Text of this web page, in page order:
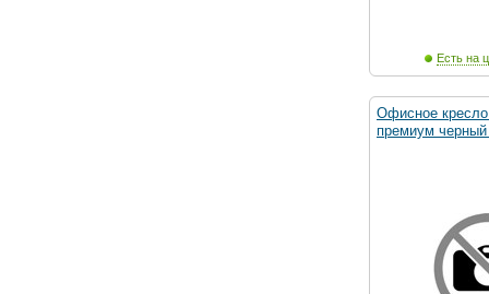
Есть на
Офисное кресло
премиум черный